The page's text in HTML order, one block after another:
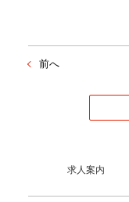
前へ
求人案内